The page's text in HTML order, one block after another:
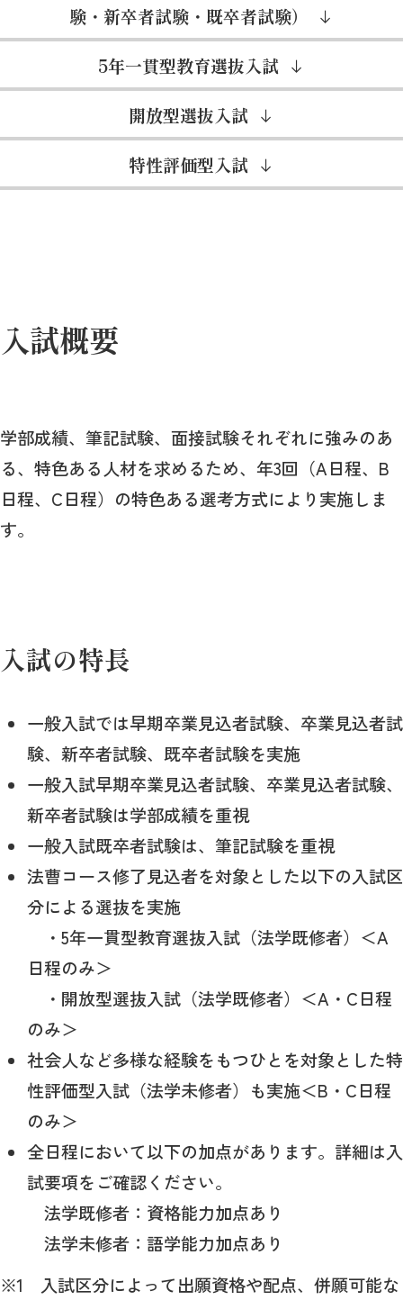
験・新卒者試験・既卒者試験）
5年一貫型教育選抜入試
開放型選抜入試
特性評価型入試
入試概要
学部成績、筆記試験、面接試験それぞれに強みのあ
る、特色ある人材を求めるため、年3回（A日程、B
日程、C日程）の特色ある選考方式により実施しま
す。
入試の特長
一般入試では早期卒業見込者試験、卒業見込者試
験、新卒者試験、既卒者試験を実施
一般入試早期卒業見込者試験、卒業見込者試験、
新卒者試験は学部成績を重視
一般入試既卒者試験は、筆記試験を重視
法曹コース修了見込者を対象とした以下の入試区
分による選抜を実施
・5年一貫型教育選抜入試（法学既修者）＜A
日程のみ＞
・開放型選抜入試（法学既修者）＜A・C日程
のみ＞
社会人など多様な経験をもつひとを対象とした特
性評価型入試（法学未修者）も実施＜B・C日程
のみ＞
全日程において以下の加点があります。詳細は入
試要項をご確認ください。
法学既修者：資格能力加点あり
法学未修者：語学能力加点あり
※1 入試区分によって出願資格や配点、併願可能な